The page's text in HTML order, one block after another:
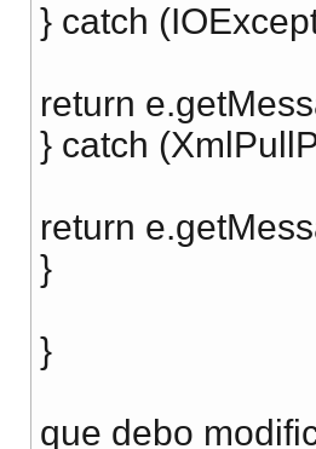
} catch
return
} catch
return
}
}
que debo